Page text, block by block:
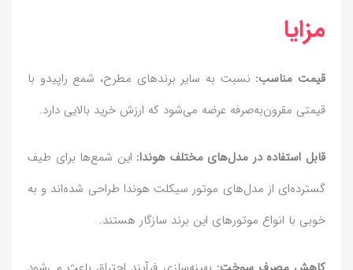
مزایا
قیمت مناسب: نسبت به سایر برندهای مطرح، شمع راپیدو با
قیمتی مقرون‌به‌صرفه عرضه می‌شود که ارزش خرید بالایی دارد.
قابل استفاده در مدل‌های مختلف هوندا: این شمع‌ها برای طیف
گسترده‌ای از مدل‌های موتور سیکلت هوندا طراحی شده‌اند و به
خوبی با انواع موتورهای این برند سازگار هستند.